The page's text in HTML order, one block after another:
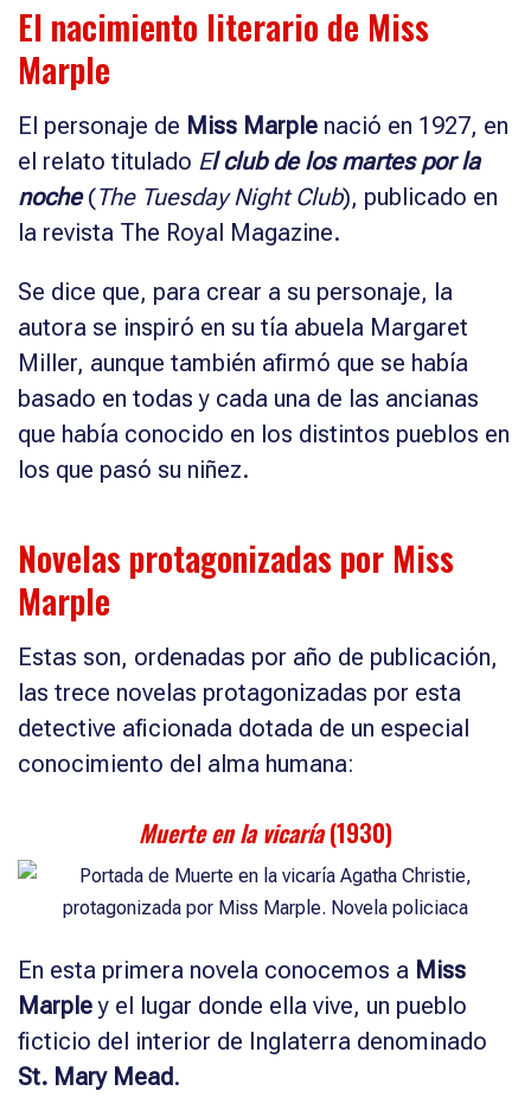
El nacimiento literario de Miss
Marple
El personaje de Miss Marple nació en 1927, en
el relato titulado El club de los martes por la
noche(The Tuesday Night Club), publicado en
la revista The Royal Magazine.
Se dice que, para crear a su personaje, la
autora se inspiró en su tía abuela Margaret
Miller, aunque también afirmó que se había
basado en todas y cada una de las ancianas
que había conocido en los distintos pueblos en
los que pasó su niñez.
Novelas protagonizadas por Miss
Marple
Estas son, ordenadas por año de publicación,
las trece novelas protagonizadas por esta
detective aficionada dotada de un especial
conocimiento del alma humana:
Muerte en la vicaría(1930)
En esta primera novela conocemos a Miss
Marpley el lugar donde ella vive, un pueblo
ficticio del interior de Inglaterra denominado
St. Mary Mead.